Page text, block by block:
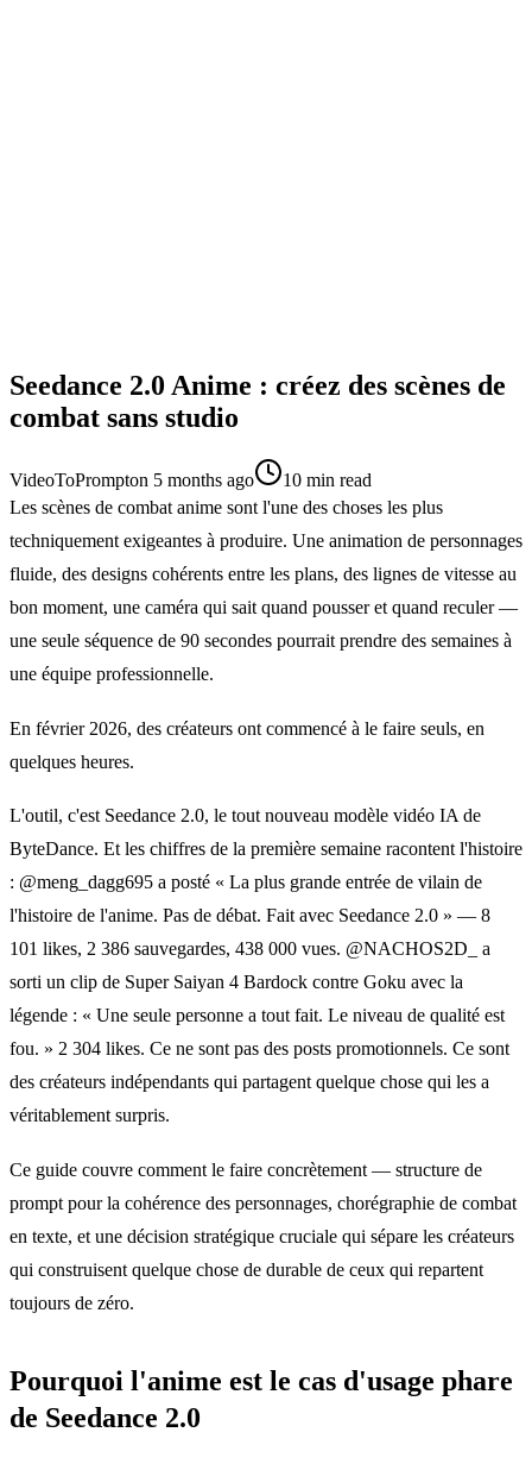
Seedance 2.0 Anime : créez des scènes de
combat sans studio
VideoToPrompton 5 months ago 10 min read
Les scènes de combat anime sont l'une des choses les plus
techniquement exigeantes à produire. Une animation de personnages
fluide, des designs cohérents entre les plans, des lignes de vitesse au
bon moment, une caméra qui sait quand pousser et quand reculer —
une seule séquence de 90 secondes pourrait prendre des semaines à
une équipe professionnelle.
En février 2026, des créateurs ont commencé à le faire seuls, en
quelques heures.
L'outil, c'est Seedance 2.0, le tout nouveau modèle vidéo IA de
ByteDance. Et les chiffres de la première semaine racontent l'histoire
: @meng_dagg695 a posté « La plus grande entrée de vilain de
l'histoire de l'anime. Pas de débat. Fait avec Seedance 2.0 » — 8
101 likes, 2 386 sauvegardes, 438 000 vues. @NACHOS2D_ a
sorti un clip de Super Saiyan 4 Bardock contre Goku avec la
légende : « Une seule personne a tout fait. Le niveau de qualité est
fou. » 2 304 likes. Ce ne sont pas des posts promotionnels. Ce sont
des créateurs indépendants qui partagent quelque chose qui les a
véritablement surpris.
Ce guide couvre comment le faire concrètement — structure de
prompt pour la cohérence des personnages, chorégraphie de combat
en texte, et une décision stratégique cruciale qui sépare les créateurs
qui construisent quelque chose de durable de ceux qui repartent
toujours de zéro.
Pourquoi l'anime est le cas d'usage phare
de Seedance 2.0